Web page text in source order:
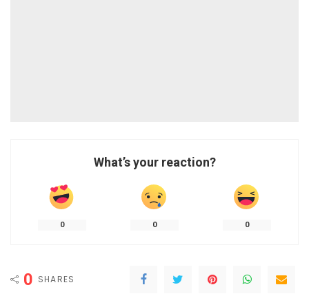
What’s your reaction?
0 0 0
0 SHARES